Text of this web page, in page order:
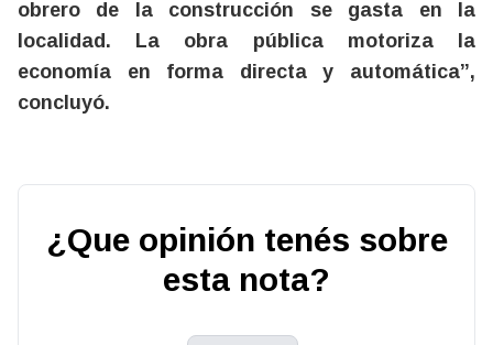
obrero de la construcción se gasta en la
localidad. La obra pública motoriza la
economía en forma directa y automática”,
concluyó.
¿Que opinión tenés sobre
esta nota?